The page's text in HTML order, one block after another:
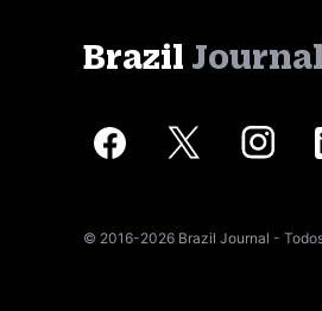
Brazil Journal
© 2016-2026 Brazil Journal -